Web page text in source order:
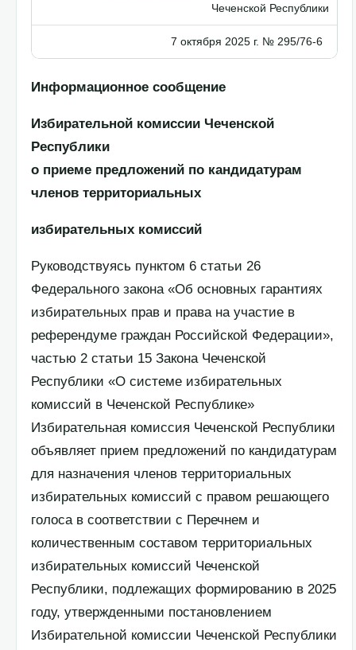
Чеченской Республики
7 октября 2025 г. № 295/76-6
Информационное сообщение
Избирательной комиссии Чеченской
Республики
о приеме предложений по кандидатурам
членов территориальных
избирательных комиссий
Руководствуясь пунктом 6 статьи 26
Федерального закона «Об основных гарантиях
избирательных прав и права на участие в
референдуме граждан Российской Федерации»,
частью 2 статьи 15 Закона Чеченской
Республики «О системе избирательных
комиссий в Чеченской Республике»
Избирательная комиссия Чеченской Республики
объявляет прием предложений по кандидатурам
для назначения членов территориальных
избирательных комиссий с правом решающего
голоса в соответствии с Перечнем и
количественным составом территориальных
избирательных комиссий Чеченской
Республики, подлежащих формированию в 2025
году, утвержденными постановлением
Избирательной комиссии Чеченской Республики